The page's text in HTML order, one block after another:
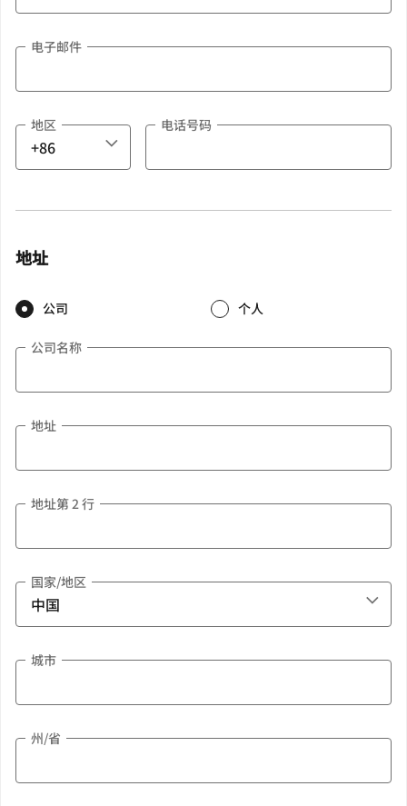
电子邮件
地区 电话号码
地址
公司 个人
公司名称
地址
地址第 2 行
国家/地区
城市
州/省